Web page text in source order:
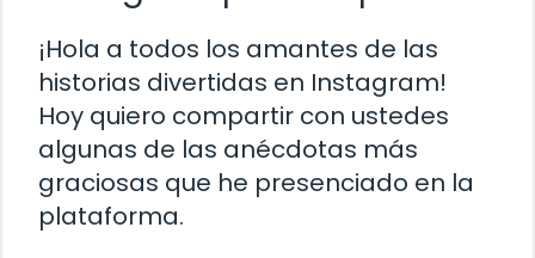
¡Hola a todos los amantes de las
historias divertidas en Instagram!
Hoy quiero compartir con ustedes
algunas de las anécdotas más
graciosas que he presenciado en la
plataforma.